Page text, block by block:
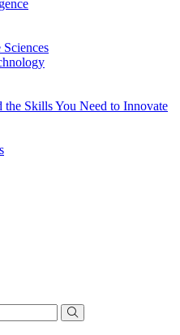
the Skills You Need to Innovate